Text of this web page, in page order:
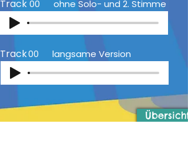
Track00 ohne Solo- und 2. Stimme
Track00 langsame Version
Übersicht